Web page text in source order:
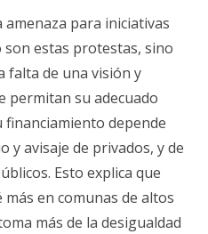
para iniciativas
son estas protestas, sino
falta de una visión y
su adecuado
financiamiento depende
y avisaje de privados, y de
Esto explica que
en comunas de altos
más de la desigualdad